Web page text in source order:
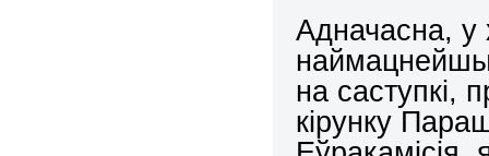
Адначасна, у
наймацнейшы
на саступкі,
кірунку